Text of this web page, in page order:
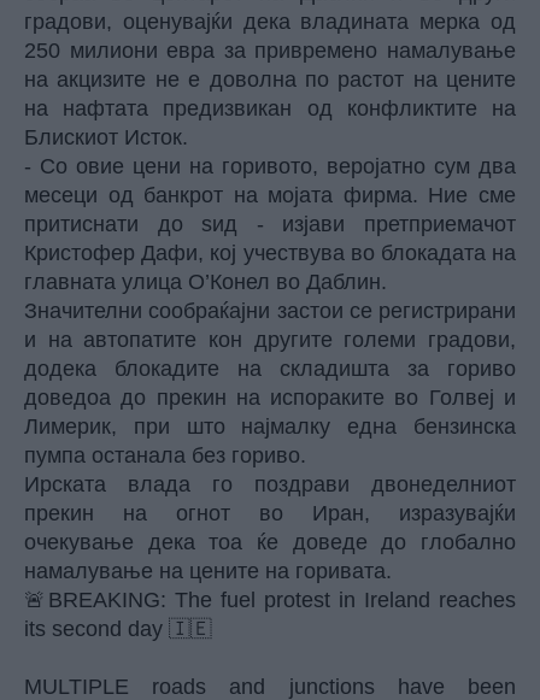
градови, оценувајќи дека владината мерка од
250 милиони евра за привремено намалување
на акцизите не е доволна по растот на цените
на нафтата предизвикан од конфликтите на
Блискиот Исток.
- Со овие цени на горивото, веројатно сум два
месеци од банкрот на мојата фирма. Ние сме
притиснати до ѕид - изјави претприемачот
Кристофер Дафи, кој учествува во блокадата на
главната улица О’Конел во Даблин.
Значителни сообраќајни застои се регистрирани
и на автопатите кон другите големи градови,
додека блокадите на складишта за гориво
доведоа до прекин на испораките во Голвеј и
Лимерик, при што најмалку една бензинска
пумпа останала без гориво.
Ирската влада го поздрави двонеделниот
прекин на огнот во Иран, изразувајќи
очекување дека тоа ќе доведе до глобално
намалување на цените на горивата.
🚨BREAKING: The fuel protest in Ireland reaches
its second day 🇮🇪
MULTIPLE roads and junctions have been